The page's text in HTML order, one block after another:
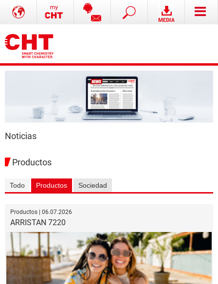
Noticias
Productos
Todo Productos Sociedad
Productos | 06.07.2026
ARRISTAN 7220